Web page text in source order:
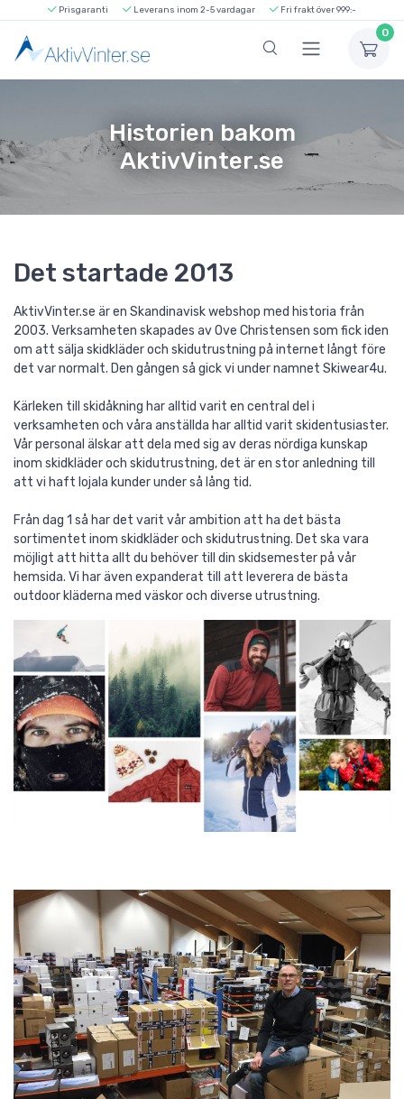
Prisgaranti Leverans inom 2-5 vardagar Fri frakt över 999:-
0
Historien bakom
AktivVinter.se
Det startade 2013
AktivVinter.se är en Skandinavisk webshop med historia från
2003. Verksamheten skapades av Ove Christensen som fick iden
om att sälja skidkläder och skidutrustning på internet långt före
det var normalt. Den gången så gick vi under namnet Skiwear4u.
Kärleken till skidåkning har alltid varit en central del i
verksamheten och våra anställda har alltid varit skidentusiaster.
Vår personal älskar att dela med sig av deras nördiga kunskap
inom skidkläder och skidutrustning, det är en stor anledning till
att vi haft lojala kunder under så lång tid.
Från dag 1 så har det varit vår ambition att ha det bästa
sortimentet inom skidkläder och skidutrustning. Det ska vara
möjligt att hitta allt du behöver till din skidsemester på vår
hemsida. Vi har även expanderat till att leverera de bästa
outdoor kläderna med väskor och diverse utrustning.